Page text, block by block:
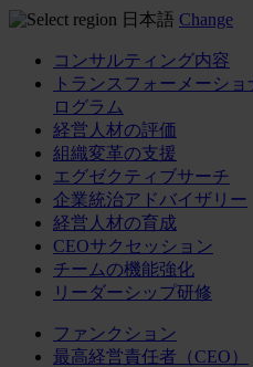
日本語 Change
コンサルティング内容
トランスフォーメーシ
ログラム
経営人材の評価
組織変革の支援
エグゼクティブサーチ
企業統治アドバイザリー
経営人材の育成
CEOサクセッション
チームの機能強化
リーダーシップ研修
ファンクション
最高経営責任者（CEO）